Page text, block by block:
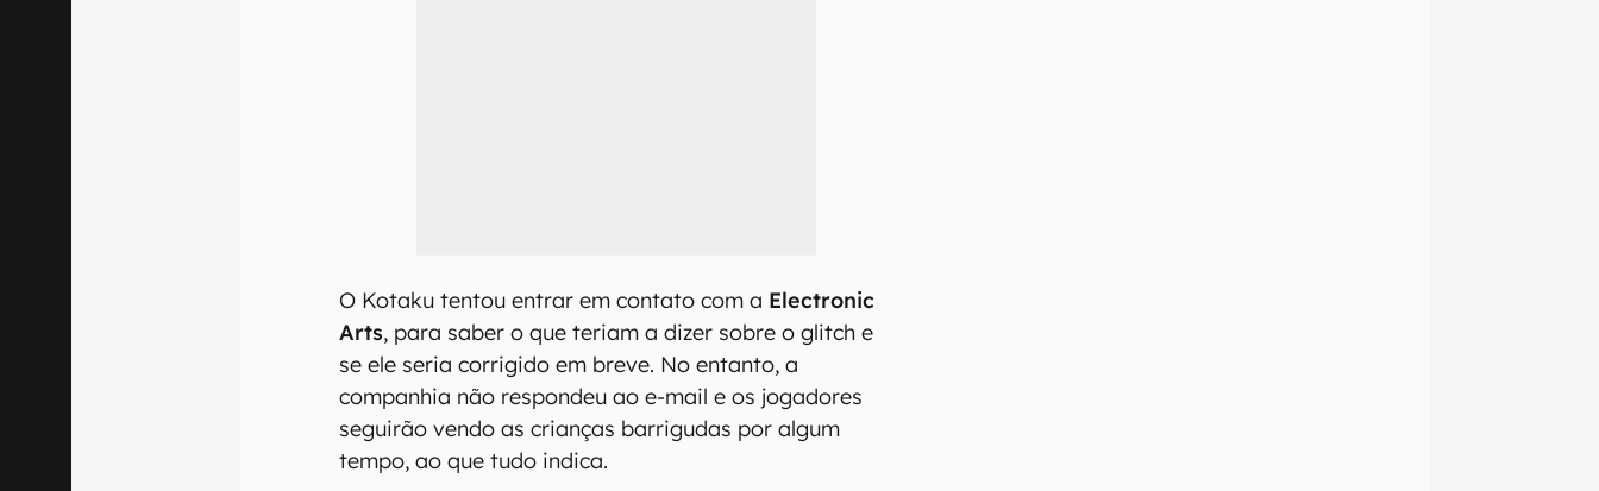
O Kotaku tentou entrar em contato com a Electronic
Arts, para saber o que teriam a dizer sobre o glitch e
se ele seria corrigido em breve. No entanto, a
companhia não respondeu ao e-mail e os jogadores
seguirão vendo as crianças barrigudas por algum
tempo, ao que tudo indica.